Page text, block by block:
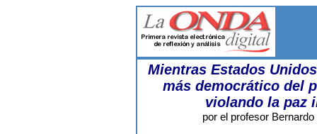
Mientras Estados
más democrático del
violando la paz
por el profesor